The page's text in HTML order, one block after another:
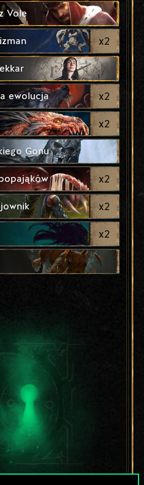
Vole
x2
ewolucja x2
x2
Gonu
x2
x2
x2